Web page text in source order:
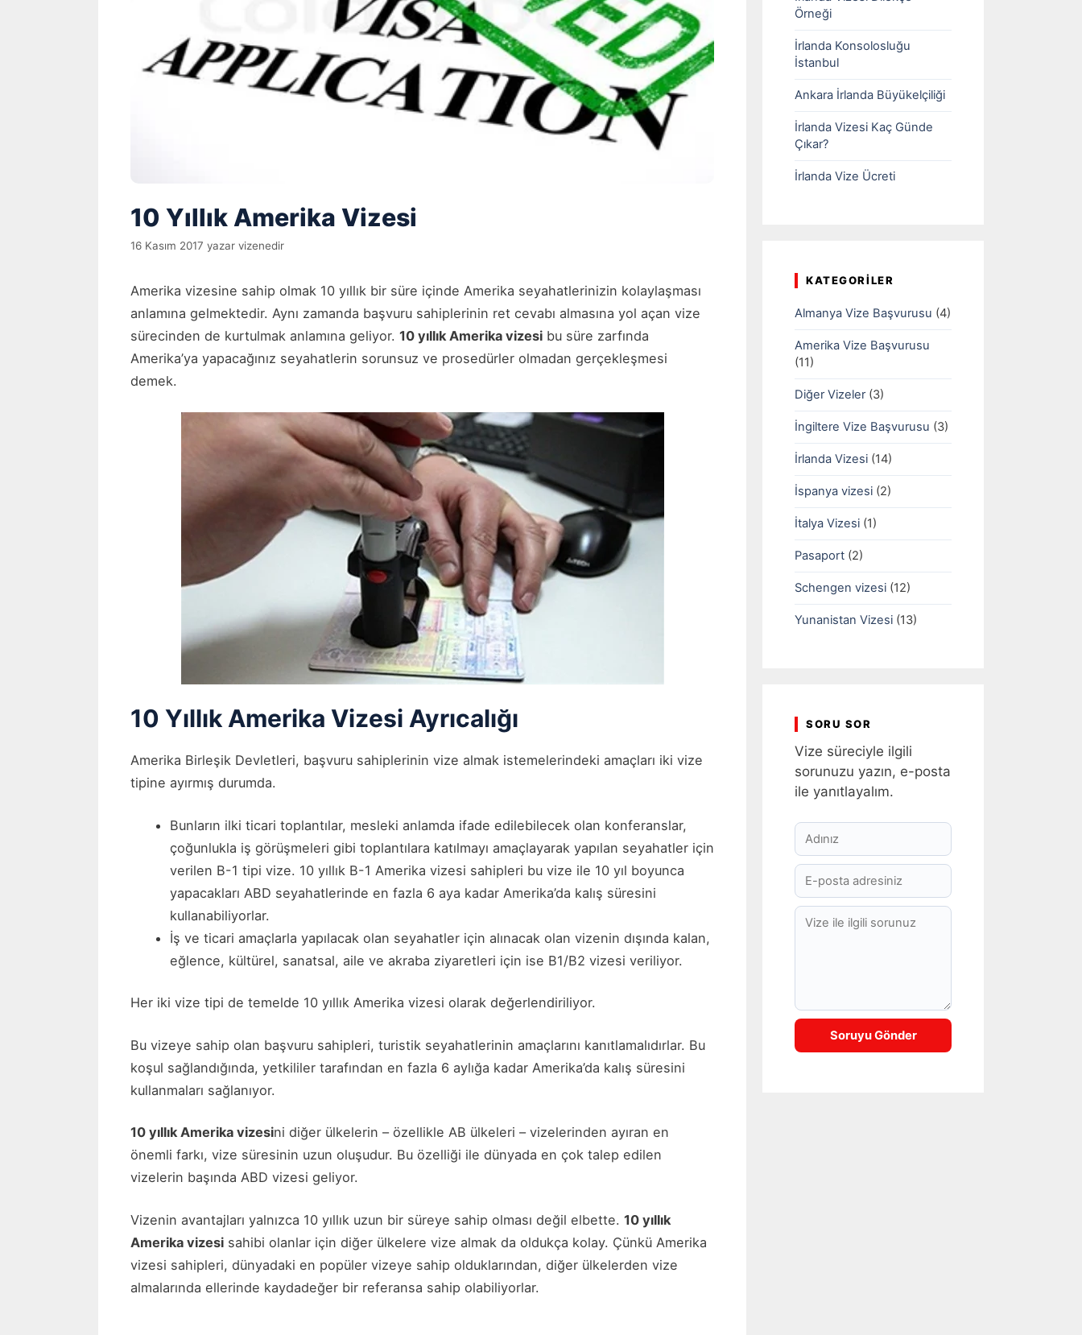
10 Yıllık Amerika Vizesi
16 Kasım 2017 yazar vizenedir
Amerika vizesine sahip olmak 10 yıllık bir süre içinde Amerika seyahatlerinizin kolaylaşması
anlamına gelmektedir. Aynı zamanda başvuru sahiplerinin ret cevabı almasına yol açan vize
sürecinden de kurtulmak anlamına geliyor. 10 yıllık Amerika vizesi bu süre zarfında
Amerika’ya yapacağınız seyahatlerin sorunsuz ve prosedürler olmadan gerçekleşmesi
demek.
10 Yıllık Amerika Vizesi Ayrıcalığı
Amerika Birleşik Devletleri, başvuru sahiplerinin vize almak istemelerindeki amaçları iki vize
tipine ayırmış durumda.
Bunların ilki ticari toplantılar, mesleki anlamda ifade edilebilecek olan konferanslar,
çoğunlukla iş görüşmeleri gibi toplantılara katılmayı amaçlayarak yapılan seyahatler için
verilen B-1 tipi vize. 10 yıllık B-1 Amerika vizesi sahipleri bu vize ile 10 yıl boyunca
yapacakları ABD seyahatlerinde en fazla 6 aya kadar Amerika’da kalış süresini
kullanabiliyorlar.
İş ve ticari amaçlarla yapılacak olan seyahatler için alınacak olan vizenin dışında kalan,
eğlence, kültürel, sanatsal, aile ve akraba ziyaretleri için ise B1/B2 vizesi veriliyor.
Her iki vize tipi de temelde 10 yıllık Amerika vizesi olarak değerlendiriliyor.
Bu vizeye sahip olan başvuru sahipleri, turistik seyahatlerinin amaçlarını kanıtlamalıdırlar. Bu
koşul sağlandığında, yetkililer tarafından en fazla 6 aylığa kadar Amerika’da kalış süresini
kullanmaları sağlanıyor.
10 yıllık Amerika vizesini diğer ülkelerin – özellikle AB ülkeleri – vizelerinden ayıran en
önemli farkı, vize süresinin uzun oluşudur. Bu özelliği ile dünyada en çok talep edilen
vizelerin başında ABD vizesi geliyor.
Vizenin avantajları yalnızca 10 yıllık uzun bir süreye sahip olması değil elbette. 10 yıllık
Amerika vizesi sahibi olanlar için diğer ülkelere vize almak da oldukça kolay. Çünkü Amerika
vizesi sahipleri, dünyadaki en popüler vizeye sahip olduklarından, diğer ülkelerden vize
almalarında ellerinde kaydadeğer bir referansa sahip olabiliyorlar.
Örneği
İrlanda Konsolosluğu
İstanbul
Ankara İrlanda Büyükelçiliği
İrlanda Vizesi Kaç Günde
Çıkar?
İrlanda Vize Ücreti
KATEGORILER
Almanya Vize Başvurusu (4)
Amerika Vize Başvurusu
(11)
Diğer Vizeler(3)
İngiltere Vize Başvurusu (3)
İrlanda Vizesi (14)
İspanya vizesi (2)
İtalya Vizesi (1)
Pasaport (2)
Schengen vizesi (12)
Yunanistan Vizesi (13)
SORU SOR
Vize süreciyle ilgili
sorunuzu yazın, e-posta
ile yanıtlayalım.